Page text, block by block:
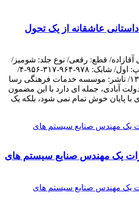
عاشقانه از یک تحول
آقازاده/ قطع: رقعی/ نوع جلد: شومیز/
تعداد صفحه:۳۴۴/ نوبت چاپ: اول/ شابک: ۹۷۸-۹۶۴-۳۱۷-۹۵۶-۴/
تیراژ:۱۰۰۰/ سال چاپ: ۱۳۹۷/ ناشر: موسسه خدمات فرهنگی رسا
آبادی، جمله ای دارد با این مضمون
با پایان خوش تمام نمی شود، بلکه یک
یک مهندس صنایع سیستم های